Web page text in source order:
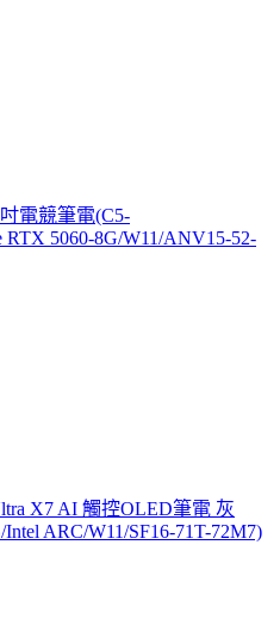
電競筆電(C5-
RTX 5060-8G/W11/ANV15-52-
X7 AI 觸控OLED筆電 灰
ARC/W11/SF16-71T-72M7)